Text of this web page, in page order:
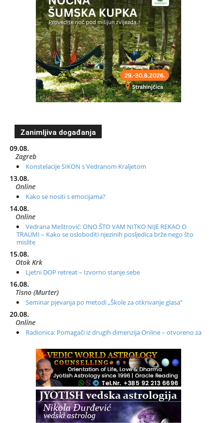
Zanimljiva događanja
09.08.
Zagreb
Konstelacije SIKON s Vedranom Kraljetom
13.08.
Online
Kako se nositi s emocijama?
14.08.
Online
Vedrana Meštrović: ONO ŠTO VAM NITKO NIJE REKAO O
TRAUMI – Kako se osloboditi njezinih posljedica brže nego što
mislite
15.08.
Otok Krk
Ljetni DOP retreat – Izvorno stanje sebe
16.08.
Tisno (Murter)
Seminar pjevanja po metodi „Škole za otkrivanje glasa“
20.08.
Online
Radionica: Pomagači iz drugih dimenzija Online – otvoreno za
Zagreb+Online
Osnovni ThetaHealing® tečaj, Zagreb i Online
Zagreb
Osnovna radionica za izscjeljivanje pranom (Basic Pranic
Healing course)